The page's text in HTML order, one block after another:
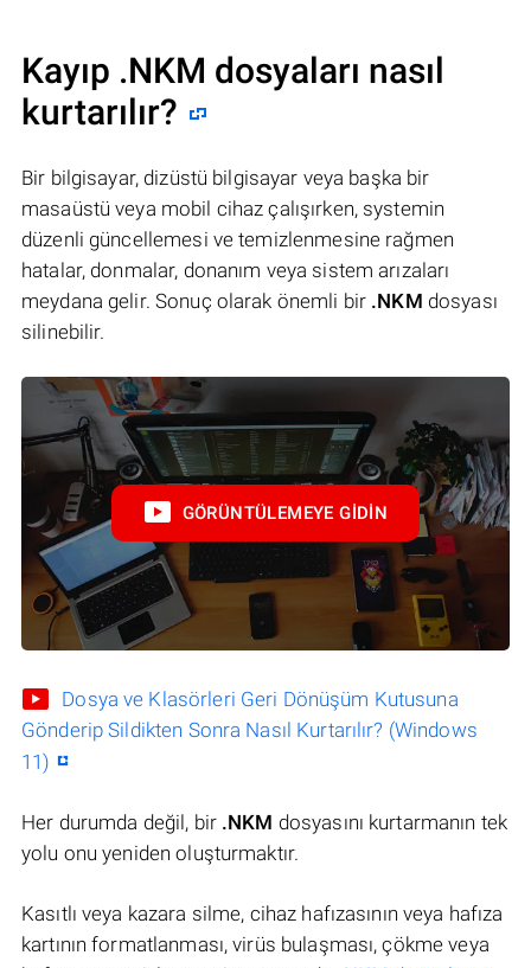
Kayıp .NKM dosyaları nasıl
kurtarılır?
Bir bilgisayar, dizüstü bilgisayar veya başka bir
masaüstü veya mobil cihaz çalışırken, systemin
düzenli güncellemesi ve temizlenmesine rağmen
hatalar, donmalar, donanım veya sistem arızaları
meydana gelir. Sonuç olarak önemli bir .NKM dosyası
silinebilir.
GÖRÜNTÜLEMEYE GIDIN
Dosya ve Klasörleri Geri Dönüşüm Kutusuna
Gönderip Sildikten Sonra Nasıl Kurtarılır? (Windows
11)
Her durumda değil, bir .NKM dosyasını kurtarmanın tek
yolu onu yeniden oluşturmaktır.
Kasıtlı veya kazara silme, cihaz hafızasının veya hafıza
kartının formatlanması, virüs bulaşması, çökme veya